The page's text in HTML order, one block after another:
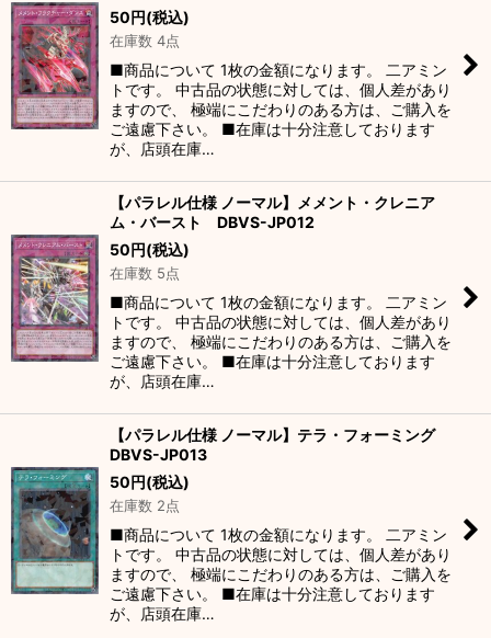
50円(税込)
在庫数 4点
■商品について 1枚の金額になります。 二アミン
トです。 中古品の状態に対しては、個人差があり
ますので、 極端にこだわりのある方は、ご購入を
ご遠慮下さい。 ■在庫は十分注意しております
が、店頭在庫…
【パラレル仕様 ノーマル】メメント・クレニア
ム・バースト DBVS-JP012
50円(税込)
在庫数 5点
■商品について 1枚の金額になります。 二アミン
トです。 中古品の状態に対しては、個人差があり
ますので、 極端にこだわりのある方は、ご購入を
ご遠慮下さい。 ■在庫は十分注意しております
が、店頭在庫…
【パラレル仕様 ノーマル】テラ・フォーミング
DBVS-JP013
50円(税込)
在庫数 2点
■商品について 1枚の金額になります。 二アミン
トです。 中古品の状態に対しては、個人差があり
ますので、 極端にこだわりのある方は、ご購入を
ご遠慮下さい。 ■在庫は十分注意しております
が、店頭在庫…